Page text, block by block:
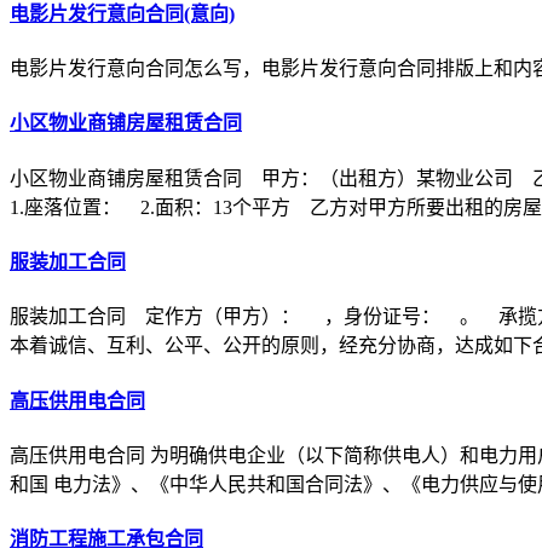
电影片发行意向合同(意向)
电影片发行意向合同怎么写，电影片发行意向合同排版上和
小区物业商铺房屋租赁合同
小区物业商铺房屋租赁合同 甲方：（出租方）某物业公司
1.座落位置： 2.面积：13个平方 乙方对甲方所要出租的房
服装加工合同
服装加工合同 定作方（甲方）： ，身份证号： 。 承揽
本着诚信、互利、公平、公开的原则，经充分协商，达成如下
高压供用电合同
高压供用电合同 为明确供电企业（以下简称供电人）和电力
和国 电力法》、《中华人民共和国合同法》、《电力供应与
消防工程施工承包合同